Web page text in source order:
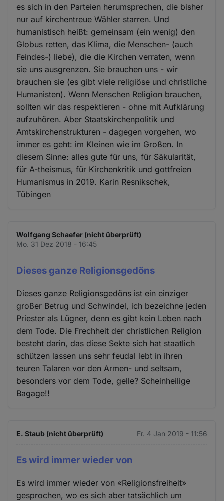
es sich in den Parteien herumsprechen, die bisher
nur auf kirchentreue Wähler starren. Und
humanistisch heißt: gemeinsam (ein wenig) den
Globus retten, das Klima, die Menschen- (auch
Feindes-) liebe), die die Kirchen verraten, wenn
sie uns ausgrenzen. Sie brauchen uns - wir
brauchen sie (es gibt viele religiöse und christliche
Humanisten). Wenn Menschen Religion brauchen,
sollten wir das respektieren - ohne mit Aufklärung
aufzuhören. Aber Staatskirchenpolitik und
Amtskirchenstrukturen - dagegen vorgehen, wo
immer es geht: im Kleinen wie im Großen. In
diesem Sinne: alles gute für uns, für Säkularität,
für A-theismus, für Kirchenkritik und gottfreien
Humanismus in 2019. Karin Resnikschek,
Tübingen
Wolfgang Schaefer (nicht überprüft)
Mo. 31 Dez 2018 - 16:45
Dieses ganze Religionsgedöns
Dieses ganze Religionsgedöns ist ein einziger
großer Betrug und Schwindel, ich bezeichne jeden
Priester als Lügner, denn es gibt kein Leben nach
dem Tode. Die Frechheit der christlichen Religion
besteht darin, das diese Sekte sich hat staatlich
schützen lassen uns sehr feudal lebt in ihren
teuren Talaren vor den Armen- und seltsam,
besonders vor dem Tode, gelle? Scheinheilige
Bagage!!
E. Staub (nicht überprüft) Fr. 4 Jan 2019 - 11:56
Es wird immer wieder von
Es wird immer wieder von «Religionsfreiheit»
gesprochen, wo es sich aber tatsächlich um